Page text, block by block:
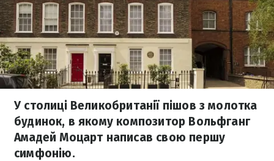
У столиці Великобританії пішов з молотка
будинок, в якому композитор Вольфганг
Амадей Моцарт написав свою першу
симфонію.